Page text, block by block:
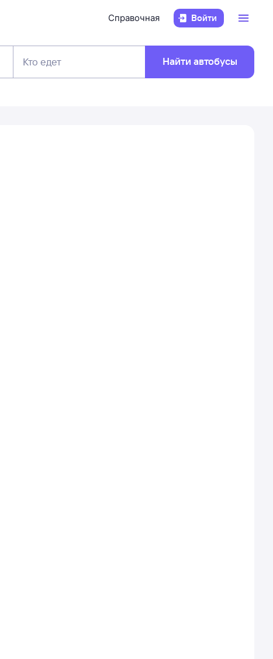
Справочная Войти
Кто едет Найти автобусы